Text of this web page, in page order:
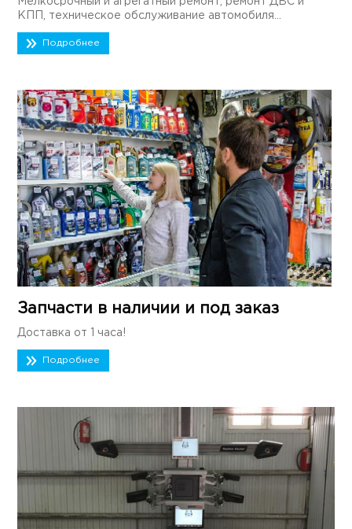
КПП, техническое обслуживание автомобиля...
Подробнее
Запчасти в наличии и под заказ
Доставка от 1 часа!
Подробнее